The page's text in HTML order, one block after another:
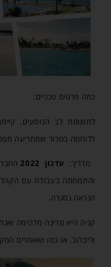
כמה פרטים טכניים:
לתשומת לב הנוסעים,
ללוחמה בטרור שמתריעה
מדריך: עדכון 2022
והתמחתה בעבודה עם הקהל
הנראה נסגרה.
קניה היא מדינה מדהימה
וליבלוב. או כמו שאומרים